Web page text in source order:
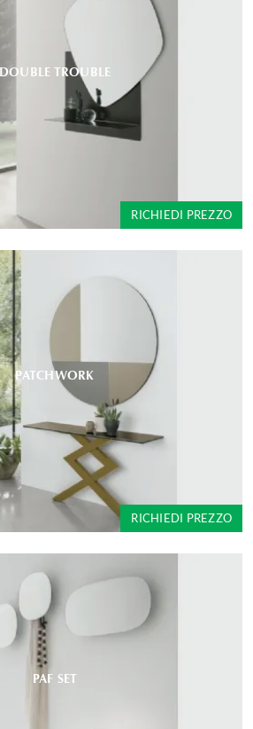
DOUBLE TROUBLE
RICHIEDI PREZZO
PATCHWORK
RICHIEDI PREZZO
PAF SET